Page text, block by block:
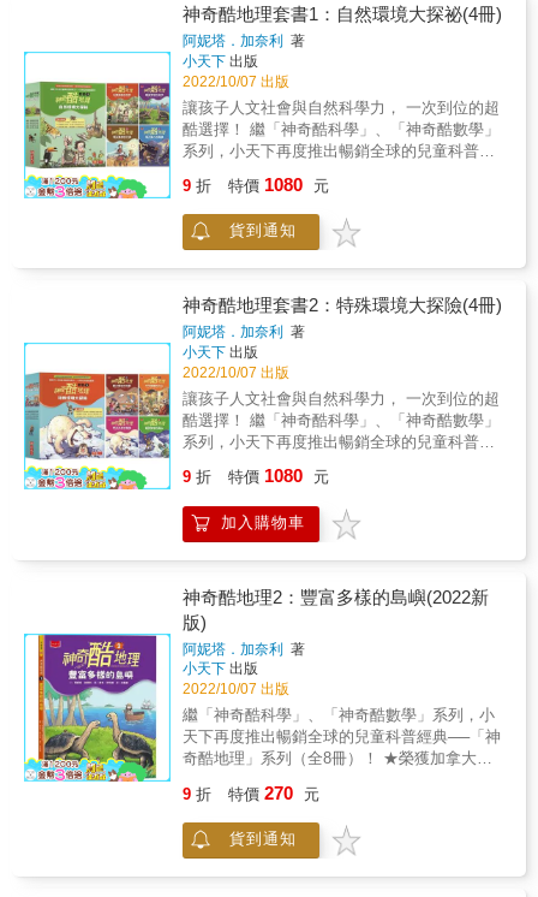
文化、神話、宗教中扮演的角色。開頭與結尾
則以誠摯的口吻強調樹木的重要性，是溫柔的
提醒，而非教條式的守則。 讓我們一起翻開這
本感性抒情的樹之大百科，一同反思人類與樹
木的關係。 & 《蜜蜂》 如果沒有蜜蜂為植物授
粉，地球的食物會越來越少。 這群體長不到2
公分的小生物，實際牽動地球的未來。 本書以
圖解、幽默的大型插畫，呈現百科般詳實、豐
富的內容。 完全圖解蜜蜂的生態和組織；人類
現小蜜蜂如何走入希臘、羅馬神話，成為帝
王、權勢的象徵， 一起來認識、關心蜜蜂和人
類共同的未來。 榮獲 2017德國兒童文學獎知識
類大獎 2017奧地利年度科學圖書 2015波蘭最
美的童書 蜜蜂在恐龍時代就存在地球！1億多
年來，蜜蜂的體型沒有多大改變，卻直接影響
了人類的生存。據說，如果地球上不再有蜜蜂
為植物授粉，人類將面臨嚴重的食物短缺。蜜
蜂和人類的關係是從何時開始結緣？蜜蜂為何
是植物授粉的最佳團隊？牠們的身體構造、社
會組織、行為語言，甚至蜂巢設計，彷彿都是
為了訪花、採蜜而存在。人類也從野生採蜜到
養蜂，認識蜜蜂、研究蜜蜂，甚至還得了諾貝
爾獎。 《蜜蜂》用大型幽默的插畫和簡約的文
字，分成37個題目，從生態、人文歷史、科
種。 本書在英國、奧地利、德國、波蘭等國獲
得10項以上的插畫、科學類童書獎項，全球已
有28種語文版本。 保加利亞／簡體中文／捷克
／荷蘭／英國／美國／法文／愛沙尼亞／芬蘭
／德國／希臘／匈牙利／義大利／日本／韓國
／立陶宛／挪威／俄羅斯／斯洛伐克／西班牙
／瑞典／烏克蘭／巴西／冰島／斯洛凡尼亞／
塞爾維亞／波蘭／繁體中文 &
工廠排放的黑煙&hellip;&hellip;甚至在不久的將
來，為了躲過地面上的極端天氣、致命傳染
病，人類的城市會往地下發展，並且在太空中
建立起巨大的糧食生產中心&hellip;&hellip; 書
中這些「超未來」的場景很新奇、充滿創意，
甚至看似異想天開，但它們不是逐漸成形的新
發明、就是科學家正在認真構思的新概念。儘
管全球暖化、氣候變遷的衝擊，將使地球上的
生活變得更具挑戰，但未來也有可能往更美
地球的100種新科技 ※9大未來新生活場景 守護
地球的全面新思維，獻給所有未來的大人！ 你
能想像50年後的地球會是什麼模樣？ 未來的我
們是繼續在地球上安居樂業， 還是必須移民到
太空、上火星耕種？ 目前地球上已經有將近80
億人口、每年增加約8000萬人。 科學家估計到
了2100年，全球暖化將使海平面上升50至100
公分； 全世界將有更多地區遭受熱浪、乾旱、
暴風、洪水等極端天氣的襲擊。 全世界的海洋
已經累積超過5兆噸的塑膠垃圾，每年還有上千
萬噸流進海洋， 毒害了大量的海洋生物、還有
我們自己&hellip;&hellip; 珊瑚白化、蜂群消
失、生物多樣性急速衰退&hellip;&hellip;各種壞
消息只能讓人警惕？ 幸好有許多科學家、工程
師、充滿環保熱誠的人 提出各種對地球友善的
的蟲蟲大餐； 使用完畢還能吃掉或做成堆肥的
海藻飲料盒、魚皮保鮮膜； 從乳牛糞便提取植
物纖維素做成的環保衣料； 可以減少水泥開採
的活菌混凝土、真菌菌絲體磚塊； 不需要用
電、活生生的發光菌燈飾； 還有
&hellip;&hellip;為了預備氣候劇變、生物滅絕而
打造的末日種子庫、用回收的塑膠鋪設的道
路、從火葬場收集的熱能、利用高速公路的中
央分隔島打造的太陽能板遮蔭自行車道
&hellip;&hellip; 快來看看你未來的生活會是什
球變得更好！
神奇酷地理套書1：自然環境大探祕(4冊)
阿妮塔．加奈利
著
小天下 出版
2022/10/07 出版
讓孩子人文社會與自然科學力， 一次到位的超
酷選擇！ 繼「神奇酷科學」、「神奇酷數學」
系列，小天下再度推出暢銷全球的兒童科普經
更生動、比漫畫更爆笑，帶領孩子進入超乎想
像的地理世界中，囊括國中小適讀的重要地理
概念，全系列包括雨林、島嶼、沙漠、風暴、
的地理小檔案，統統都在這裡！ 《神奇酷地理
1：生機勃勃的雨林》 一星期只上一次廁所的
超懶動物是誰？ 要怎麼躲過吸血蝙蝠的攻擊？
最酷的探險、最神奇的答案都在《生機勃勃的
雨林》裡！ 《神奇酷地理2：豐富多樣的島
嶼》 島嶼是怎麼形成的？ 哪座島上有活生生的
「龍」？ 最酷的探險、最神奇的答案都在《豐
富多樣的島嶼》裡！ 《神奇酷地理3：變幻莫
測的沙漠》 海市蜃樓是怎麼形成的？ 為什麼沙
在《變幻莫測的沙漠》裡！ & 《神奇酷地理
4：威力驚人的風暴》 用什麼方法可以降低風
暴的風速？ 到底是誰負責幫颱風命名？ 最酷的
裡！ 【三大保證】 ▲保證符合108課綱，閱讀
理解力輕鬆培養 ▲保證爆笑又有趣，孩子看了
絕對哈哈大笑 ▲保證易讀又易懂，搭配圖解9-
99歲都適讀 系列四大特色 1.刺激精采的探險故
事 涵蓋了從古至今的精采探險故事，呈現探險
家憑著智慧、機智和勇氣，越過沙漠、深入原
始叢林、挑戰極地、高山&hellip;&hellip;探索未
知的領域，一場又一場冒險犯難的故事，激發
解說明 以幽默活潑的圖象，輕鬆簡明的文字，
說明各種地理現象形成的過程，輕鬆了解雨林
的分層、環礁的奧祕、火山的類型、沙漠的分
布&hellip;&hellip;讓地理知識變得好讀好吸收。
9 折 特價 1080 元
貨到通知
神奇酷地理套書2：特殊環境大探險(4冊)
阿妮塔．加奈利
著
小天下 出版
2022/10/07 出版
讓孩子人文社會與自然科學力， 一次到位的超
酷選擇！ 繼「神奇酷科學」、「神奇酷數學」
系列，小天下再度推出暢銷全球的兒童科普經
更生動、比漫畫更爆笑，帶領孩子進入超乎想
像的地理世界中，囊括國中小適讀的重要地理
概念，全系列包括雨林、島嶼、沙漠、風暴、
的地理小檔案，統統都在這裡！ 《神奇酷地理
5：翻天覆地的地震》 第一部地震儀是誰發明
的呢？ 地震時該怎麼自保逃生？ 最酷的探險、
最神奇的答案都在《翻天覆地的地震》裡！ &
《神奇酷地理6：不可思議的火山》 為什麼火
山聞起來像壞掉的臭雞蛋？ 火山爆發居然會導
致夏天「消失」？ 最酷的探險、最神奇的答案
都在《不可思議的火山》裡！ 《神奇酷地理
7：寒冷冰凍的極地》 哪一種動物為了孵蛋，
60天都保持站姿？ 已經200萬年不下雨的地方
冷冰凍的極地》裡！ & 《神奇酷地理8：驚奇
險峻的高山》 為什麼有些高山居然有海洋生物
的化石？ 為什麼在高山上唱山歌很危險？ 最酷
9 折 特價 1080 元
加入購物車
神奇酷地理2：豐富多樣的島嶼(2022新
版)
阿妮塔．加奈利 著
小天下 出版
2022/10/07 出版
繼「神奇酷科學」、「神奇酷數學」系列，小
天下再度推出暢銷全球的兒童科普經典──「神
奇酷地理」系列（全8冊）！ ★榮獲加拿大皇
20多種語言，風行全球！ ★比小說更生動、比
漫畫更爆笑，不用死背，搞定酷地理！ & 島嶼
是怎麼形成的？ 哪座島上有活生生的「龍」？
9 折 特價 270 元
貨到通知